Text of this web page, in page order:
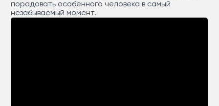
порадовать особенного человека в самый
незабываемый момент.